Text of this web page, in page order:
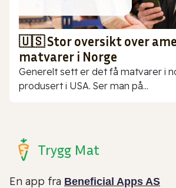
🇺🇸 Stor oversikt over
matvarer i Norge
Generelt sett er det få matvarer i
produsert i USA. Ser man på...
Trygg Mat
En app fra Beneficial Apps AS